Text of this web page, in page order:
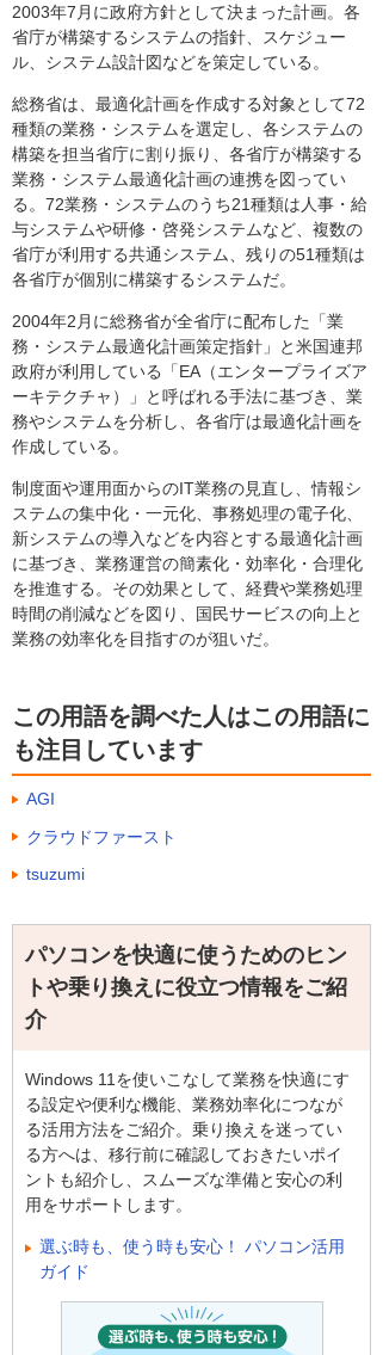
2003年7月に政府方針として決まった計画。各
省庁が構築するシステムの指針、スケジュー
ル、システム設計図などを策定している。
総務省は、最適化計画を作成する対象として72
種類の業務・システムを選定し、各システムの
構築を担当省庁に割り振り、各省庁が構築する
業務・システム最適化計画の連携を図ってい
る。72業務・システムのうち21種類は人事・給
与システムや研修・啓発システムなど、複数の
省庁が利用する共通システム、残りの51種類は
各省庁が個別に構築するシステムだ。
2004年2月に総務省が全省庁に配布した「業
務・システム最適化計画策定指針」と米国連邦
政府が利用している「EA（エンタープライズア
ーキテクチャ）」と呼ばれる手法に基づき、業
務やシステムを分析し、各省庁は最適化計画を
作成している。
制度面や運用面からのIT業務の見直し、情報シ
ステムの集中化・一元化、事務処理の電子化、
新システムの導入などを内容とする最適化計画
に基づき、業務運営の簡素化・効率化・合理化
を推進する。その効果として、経費や業務処理
時間の削減などを図り、国民サービスの向上と
業務の効率化を目指すのが狙いだ。
この用語を調べた人はこの用語に
も注目しています
AGI
クラウドファースト
tsuzumi
パソコンを快適に使うためのヒン
トや乗り換えに役立つ情報をご紹
介
Windows 11を使いこなして業務を快適にす
る設定や便利な機能、業務効率化につなが
る活用方法をご紹介。乗り換えを迷ってい
る方へは、移行前に確認しておきたいポイ
ントも紹介し、スムーズな準備と安心の利
用をサポートします。
選ぶ時も、使う時も安心！ パソコン活用
ガイド